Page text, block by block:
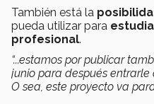
También está la
pueda utilizar para
profesional.
“...estamos por publicar
junio para después
O sea, este proyecto va